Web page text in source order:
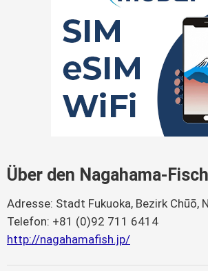
Über den Nagahama-
Adresse: Stadt Fukuoka, Bezirk Chūō,
Telefon: +81 (0)92 711 6414
http://nagahamafish.jp/